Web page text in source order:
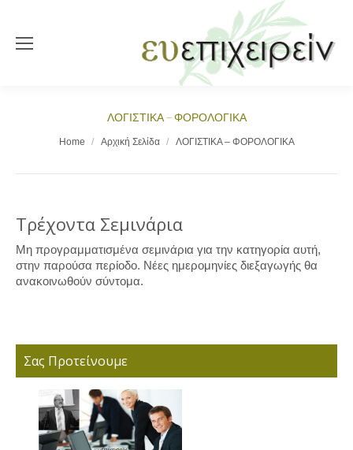
ΛΟΓΙΣΤΙΚΑ – ΦΟΡΟΛΟΓΙΚΑ
You are here:
Home Αρχική Σελίδα ΛΟΓΙΣΤΙΚΑ – ΦΟΡΟΛΟΓΙΚΑ
Τρέχοντα Σεμινάρια
Μη προγραμματισμένα σεμινάρια για την κατηγορία αυτή,
στην παρούσα περίοδο. Νέες ημερομηνίες διεξαγωγής θα
ανακοινωθούν σύντομα.
Σας Προτείνουμε